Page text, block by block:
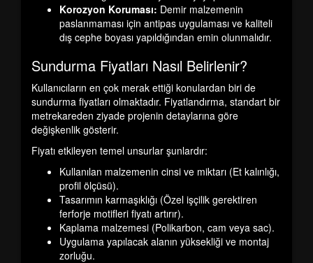
Korozyon Koruması: Demir malzemenin
paslanmaması için antipas uygulaması ve kaliteli
dış cephe boyası yapıldığından emin olunmalıdır.
Sundurma Fiyatları Nasıl Belirlenir?
Kullanıcıların en çok merak ettiği konulardan biri de
sundurma fiyatları olmaktadır. Fiyatlandırma, standart bir
metrekareden ziyade projenin detaylarına göre
değişkenlik gösterir.
Fiyatı etkileyen temel unsurlar şunlardır:
Kullanılan malzemenin cinsi ve miktarı (Et kalınlığı,
profil ölçüsü).
Tasarımın karmaşıklığı (Özel işçilik gerektiren
ferforje motifleri fiyatı artırır).
Kaplama malzemesi (Polikarbon, cam veya sac).
Uygulama yapılacak alanın yüksekliği ve montaj
zorluğu.